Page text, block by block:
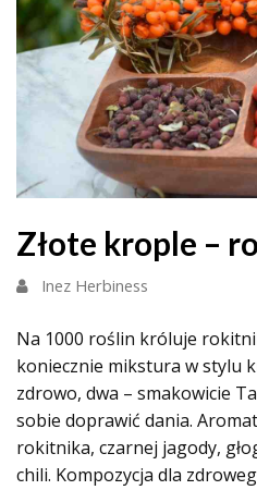
Złote krople –
Inez Herbiness
Na 1000 roślin króluje
koniecznie mikstura w stylu
zdrowo, dwa – smakowicie
sobie doprawić dania.
rokitnika, czarnej jagody,
chili. Kompozycja dla